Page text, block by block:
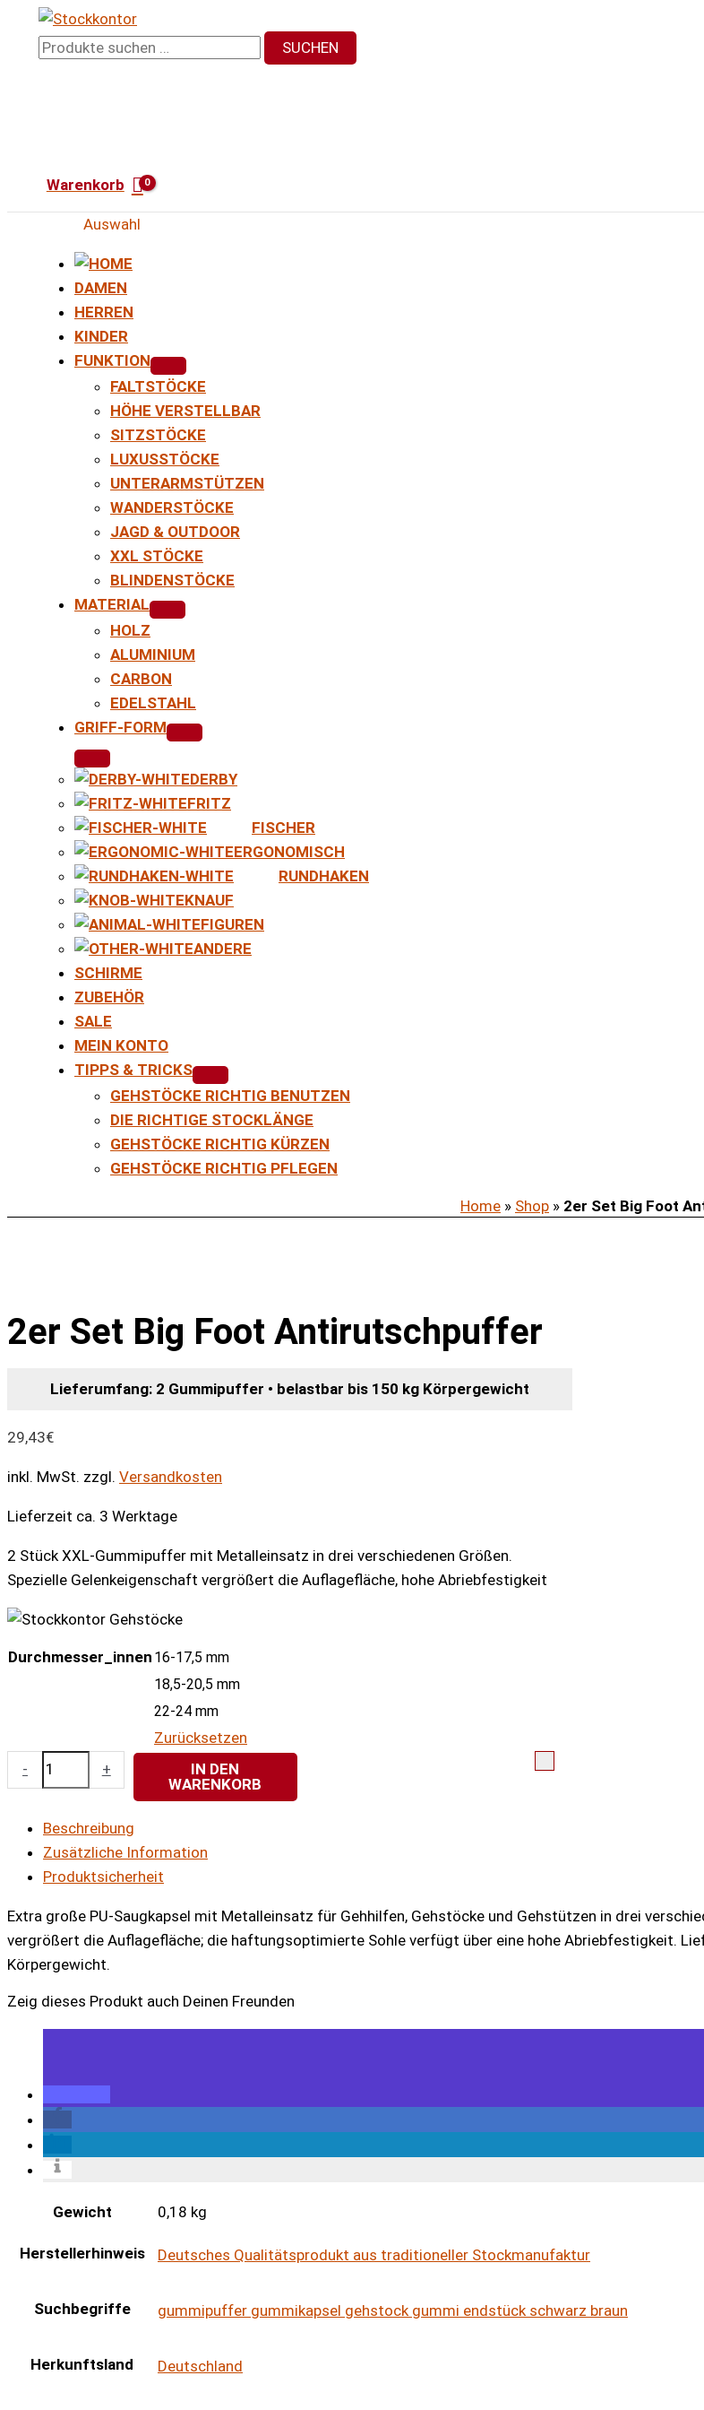
InhaltSuchen
SUCHEN
Warenkorb
Auswahl
DAMEN
HERREN
KINDER
FUNKTION
FALTSTÖCKE
HÖHE VERSTELLBAR
SITZSTÖCKE
LUXUSSTÖCKE
UNTERARMSTÜTZEN
WANDERSTÖCKE
JAGD & OUTDOOR
XXL STÖCKE
BLINDENSTÖCKE
MATERIAL
HOLZ
ALUMINIUM
CARBON
EDELSTAHL
GRIFF-FORM
DERBY
FRITZ
FISCHER
ERGONOMISCH
RUNDHAKEN
KNAUF
FIGUREN
ANDERE
SCHIRME
ZUBEHÖR
SALE
MEIN KONTO
TIPPS & TRICKS
GEHSTÖCKE RICHTIG BENUTZEN
DIE RICHTIGE STOCKLÄNGE
GEHSTÖCKE RICHTIG KÜRZEN
GEHSTÖCKE RICHTIG PFLEGEN
Home » Shop » 2er Set Big Foot
2er Set Big Foot Antirutschpuffer
Lieferumfang: 2 Gummipuffer • belastbar bis 150 kg Körpergewicht
29,43€
inkl. MwSt. zzgl. Versandkosten
Lieferzeit ca. 3 Werktage
2 Stück XXL-Gummipuffer mit Metalleinsatz in drei verschiedenen Größen.
Spezielle Gelenkeigenschaft vergrößert die Auflagefläche, hohe Abriebfestigkeit
Durchmesser_innen 16-17,5 mm
18,5-20,5 mm
22-24 mm
Zurücksetzen
-
Set
Foot
Antirutschpuffer
Menge
+
IN DEN
WARENKORB
Beschreibung
Zusätzliche Information
Produktsicherheit
Extra große PU-Saugkapsel mit Metalleinsatz für Gehhilfen, Gehstöcke und Gehstützen in drei
vergrößert die Auflagefläche; die haftungsoptimierte Sohle verfügt über eine hohe Abriebfestigkeit.
Körpergewicht.
Zeig dieses Produkt auch Deinen Freunden
Gewicht 0,18 kg
Herstellerhinweis Deutsches Qualitätsprodukt aus traditioneller Stockmanufaktur
Suchbegriffe gummipuffer gummikapsel gehstock gummi endstück schwarz braun
Herkunftsland Deutschland